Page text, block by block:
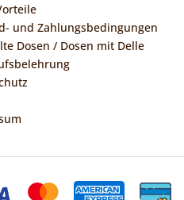
und Zahlungsbedingungen
Dosen / Dosen mit Delle